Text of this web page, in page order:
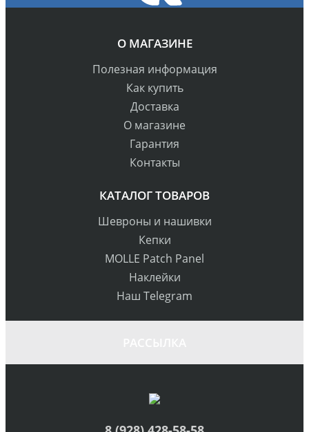
О МАГАЗИНЕ
Полезная информация
Как купить
Доставка
О магазине
Гарантия
Контакты
КАТАЛОГ ТОВАРОВ
Шевроны и нашивки
Кепки
MOLLE Patch Panel
Наклейки
Наш Telegram